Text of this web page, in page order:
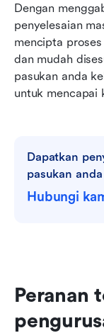
Dengan
penyelesaian
mencipta
dan mudah
pasukan anda
untuk mencapai
Dapatkan
pasukan anda
Hubungi
Peranan